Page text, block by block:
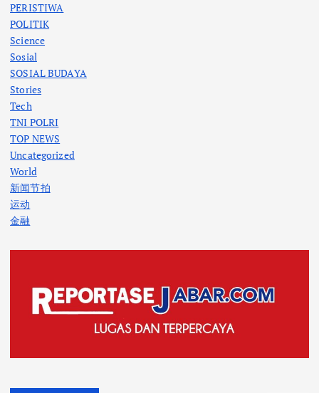
PERISTIWA
POLITIK
Science
Sosial
SOSIAL BUDAYA
Stories
Tech
TNI POLRI
TOP NEWS
Uncategorized
World
新闻节拍
运动
金融